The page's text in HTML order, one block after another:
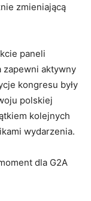
zmieniającą
paneli
zapewni aktywny
kongresu były
polskiej
kolejnych
wydarzenia.
dla G2A